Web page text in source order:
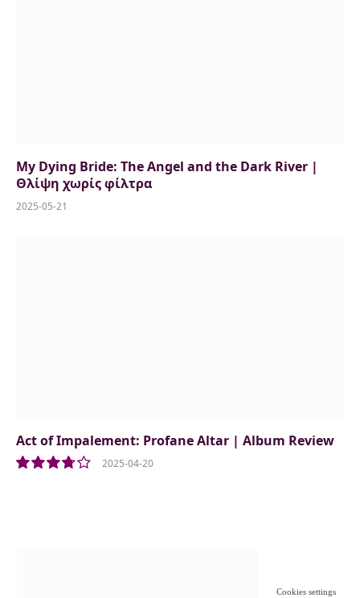
My Dying Bride: The Angel and the Dark River |
Θλίψη χωρίς φίλτρα
2025-05-21
Act of Impalement: Profane Altar | Album Review
2025-04-20
Cookies settings